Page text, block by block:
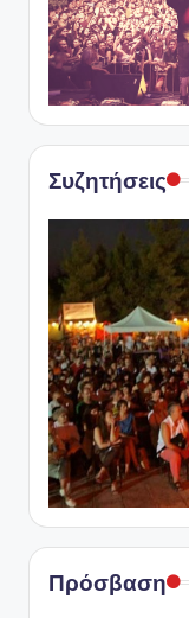
Συζητήσεις
Πρόσβαση